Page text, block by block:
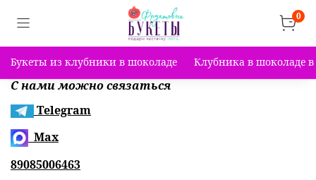
0
Букеты из клубники в шоколаде Клубника в шоколаде в
С нами можно связаться
Telegram
Max
89085006463